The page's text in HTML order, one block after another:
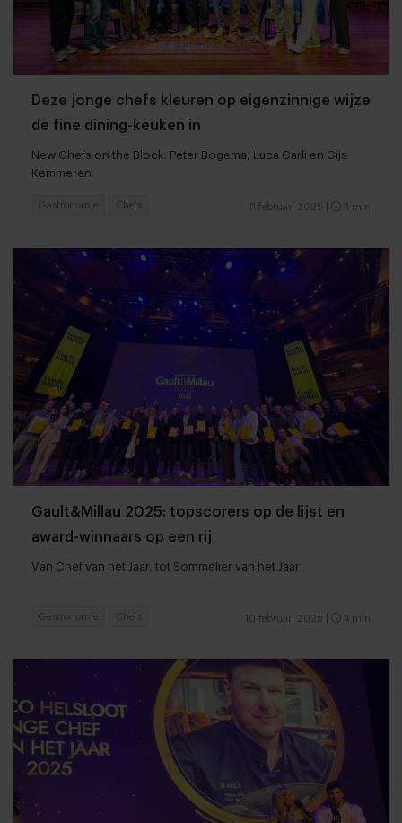
Deze jonge chefs kleuren op eigenzinnige wijze
de fine dining-keuken in
New Chefs on the Block: Peter Bogema, Luca Carli en Gijs
Kemmeren
11 februari 2025 4 min
Gastronomie Chefs
Gault&Millau 2025: topscorers op de lijst en
award-winnaars op een rij
Van Chef van het Jaar, tot Sommelier van het Jaar
10 februari 2025 4 min
Gastronomie Chefs